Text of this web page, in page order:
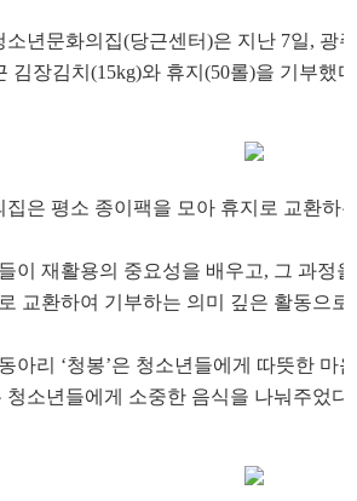
년문화의집(당근센터)은 지난 7일, 광
김장김치(15kg)와 휴지(50롤)을 기부했
집은 평소 종이팩을 모아 휴지로 교환하
이 재활용의 중요성을 배우고, 그 과정
교환하여 기부하는 의미 깊은 활동으
아리 ‘청봉’은 청소년들에게 따뜻한 마
소년들에게 소중한 음식을 나눠주었다.